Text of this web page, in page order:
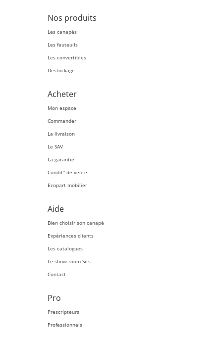
Nos produits
Les canapés
Les fauteuils
Les convertibles
Destockage
Acheter
Mon espace
Commander
La livraison
Le SAV
La garantie
Condit° de vente
Ecopart mobilier
Aide
Bien choisir son canapé
Expériences clients
Les catalogues
Le show-room Sits
Contact
Pro
Prescripteurs
Professionnels